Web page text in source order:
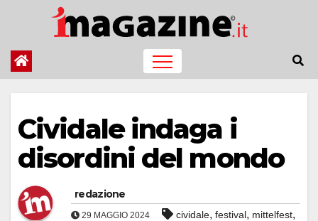
contenuto
Cividale indaga i
disordini del mondo
redazione
29 MAGGIO 2024 cividale, festival, mittelfest,